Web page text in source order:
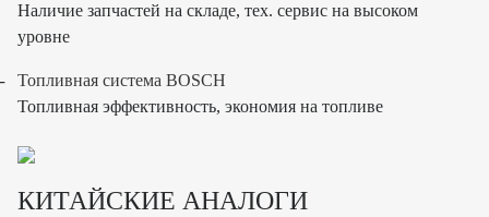
Наличие запчастей на складе, тех. сервис на высоком
уровне
Топливная система BOSCH
Топливная эффективность, экономия на топливе
КИТАЙСКИЕ АНАЛОГИ